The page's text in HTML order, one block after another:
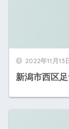
2022年11月13
新潟市西区